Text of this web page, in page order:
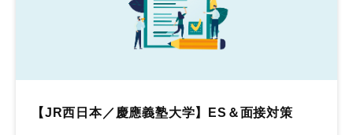
【JR西日本／慶應義塾大学】ES＆面接対策